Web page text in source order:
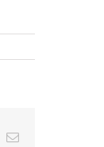
E-